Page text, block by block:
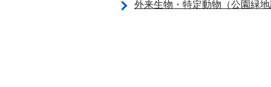
外来生物・特定動物（公園緑